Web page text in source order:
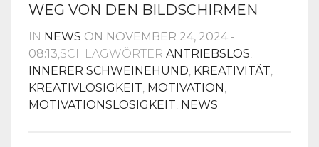
WEG VON DEN BILDSCHIRMEN
IN NEWS ON NOVEMBER 24, 2024 -
08:13,SCHLAGWÖRTER ANTRIEBSLOS,
INNERER SCHWEINEHUND, KREATIVITÄT,
KREATIVLOSIGKEIT, MOTIVATION,
MOTIVATIONSLOSIGKEIT, NEWS